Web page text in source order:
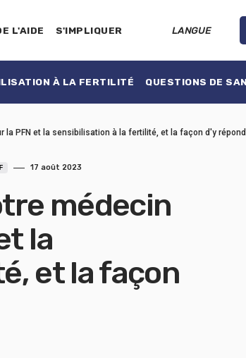
L'AIDE S'IMPLIQUER LANGUE
À LA FERTILITÉ QUESTIONS DE
PFN et la sensibilisation à la fertilité, et la façon d'y
17 août 2023
médecin
la
et la façon